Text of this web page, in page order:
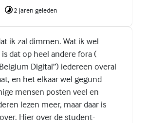
2 jaren geleden
ik zal dimmen. Wat ik wel
dat op heel andere fora (
Digital”) iedereen overal
en het elkaar wel gegund
mensen posten veel en
lezen meer, maar daar is
Hier over de student-